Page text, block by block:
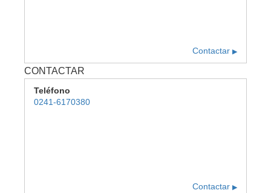
Contactar ▶
CONTACTAR
Teléfono
0241-6170380
Contactar ▶